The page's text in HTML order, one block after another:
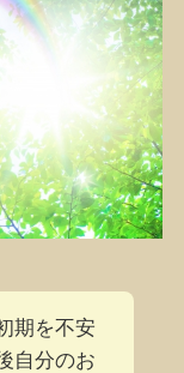
期を不安
自分のお